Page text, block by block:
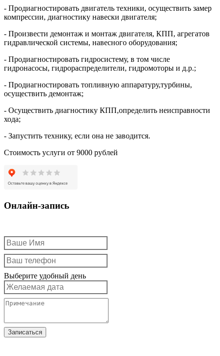
- Продиагностировать двигатель техники, осуществить замер
компрессии, диагностику навески двигателя;
- Произвести демонтаж и монтаж двигателя, КПП, агрегатов
гидравлической системы, навесного оборудования;
- Продиагностировать гидросистему, в том числе
гидронасосы, гидрораспределители, гидромоторы и д.р.;
- Продиагностировать топливную аппаратуру,турбины,
осуществить демонтаж;
- Осуществить диагностику КПП,определить неисправности
хода;
- Запустить технику, если она не заводится.
Стоимость услуги от 9000 рублей
Онлайн-запись
Выберите удобный день